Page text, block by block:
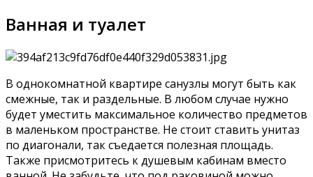
Ванная и туалет
В однокомнатной квартире санузлы могут быть как
смежные, так и раздельные. В любом случае нужно
будет уместить максимальное количество предметов
в маленьком пространстве. Не стоит ставить унитаз
по диагонали, так съедается полезная площадь.
Также присмотритесь к душевым кабинам вместо